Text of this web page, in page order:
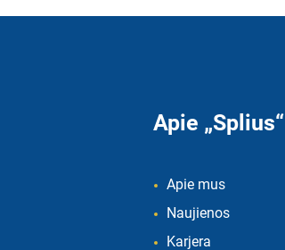
Apie „Splius“
Apie mus
Naujienos
Karjera